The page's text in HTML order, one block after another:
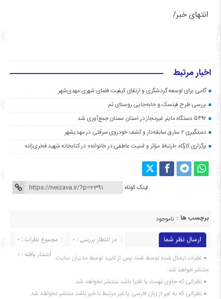
انتهای خبر/
اخبار مرتبط
گامی برای توسعه گردشگری و ارتقای کیفیت فضای شهری مهدی‌شهر
بررسی طرح فینسک و جابه‌جایی روستای تم
۵۴۹۲ دستگاه ماینر غیرمجاز در استان سمنان جمع‌آوری شد
دستگیری ۲ سارق سابقه‌دار و کشف خودروی سرقتی در مهدیشهر
برگزاری کارگاه «ارتباط مؤثر و امنیت عاطفی در خانواده» در کتابخانه شهید فخری‌زاده
لینک کوتاه
برچسب ها : ناموجود
ارسال نظر شما مجموع نظرات : 0
در انتظار بررسی : 0
انتشار یافته : ۰ نظرات ارسال شده توسط شما، پس از تایید توسط مدیران سایت
منتشر خواهد شد.
نظراتی که حاوی تهمت یا افترا باشد منتشر نخواهد شد.
نظراتی که به غیر از زبان فارسی یا غیر مرتبط با خبر باشد منتشر نخواهد شد.